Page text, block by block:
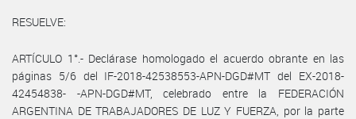
RESUELVE:
ARTÍCULO 1°.- Declárase homologado el acuerdo obrante en las
páginas 5/6 del IF-2018-42538553-APN-DGD#MT del EX-2018-
42454838- -APN-DGD#MT, celebrado entre la FEDERACIÓN
ARGENTINA DE TRABAJADORES DE LUZ Y FUERZA, por la parte